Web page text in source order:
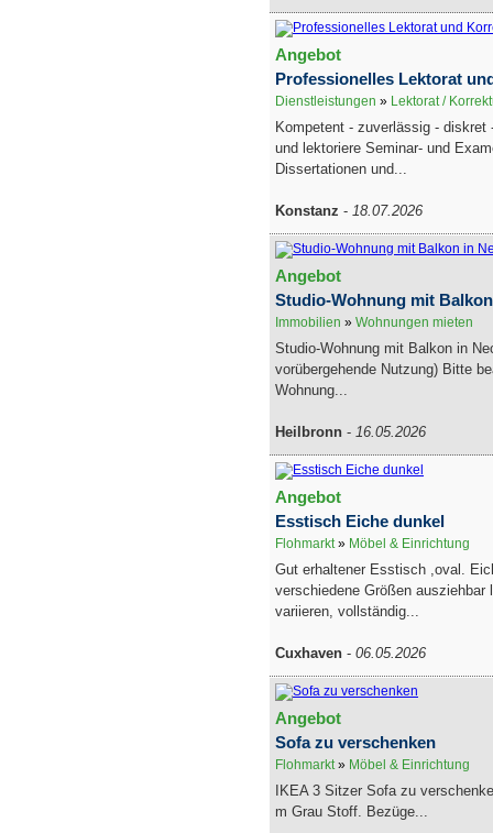
Angebot
Professionelles Lektorat
Dienstleistungen » Lektorat /
Kompetent - zuverlässig - diskret
und lektoriere Seminar- und
Dissertationen und...
Konstanz - 18.07.2026
Angebot
Studio-Wohnung mit
Immobilien » Wohnungen mieten
Studio-Wohnung mit Balkon in
vorübergehende Nutzung) Bitte
Wohnung...
Heilbronn - 16.05.2026
Angebot
Esstisch Eiche dunkel
Flohmarkt» Möbel & Einrichtung
Gut erhaltener Esstisch ,oval.
verschiedene Größen
variieren, vollständig...
Cuxhaven - 06.05.2026
Angebot
Sofa zu verschenken
Flohmarkt» Möbel & Einrichtung
IKEA 3 Sitzer Sofa zu
m Grau Stoff. Bezüge...